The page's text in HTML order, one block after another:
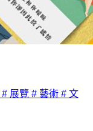
# 展覽 # 藝術 # 文